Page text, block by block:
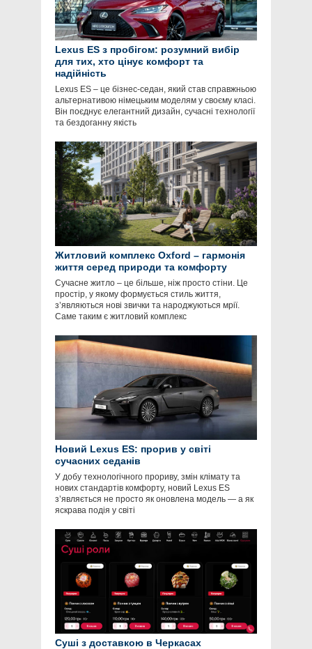
Lexus ES з пробігом: розумний вибір
для тих, хто цінує комфорт та
надійність
Lexus ES – це бізнес-седан, який став справжньою
альтернативою німецьким моделям у своєму класі.
Він поєднує елегантний дизайн, сучасні технології
та бездоганну якість
Житловий комплекс Oxford – гармонія
життя серед природи та комфорту
Сучасне житло – це більше, ніж просто стіни. Це
простір, у якому формується стиль життя,
з’являються нові звички та народжуються мрії.
Саме таким є житловий комплекс
Новий Lexus ES: прорив у світі
сучасних седанів
У добу технологічного прориву, змін клімату та
нових стандартів комфорту, новий Lexus ES
з’являється не просто як оновлена модель — а як
яскрава подія у світі
Суші з доставкою в Черкасах